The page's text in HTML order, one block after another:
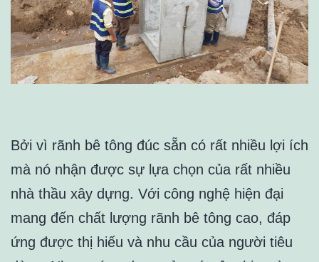
Bởi vì rãnh bê tông đúc sẵn có rất nhiều lợi ích
mà nó nhận được sự lựa chọn của rất nhiều
nhà thầu xây dựng. Với công nghệ hiện đại
mang đến chất lượng rãnh bê tông cao, đáp
ứng được thị hiếu và nhu cầu của người tiêu